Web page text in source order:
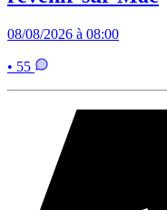
08/08/2026 à 08:00
• 55